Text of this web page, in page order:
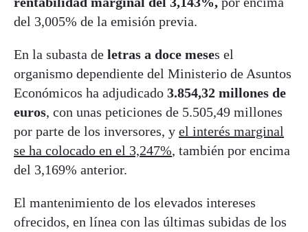
del 3,005% de la emisión previa.
En la subasta de letras a doce meses el
organismo dependiente del Ministerio de Asuntos
Económicos ha adjudicado 3.854,32 millones de
euros, con unas peticiones de 5.505,49 millones
por parte de los inversores, y el interés marginal
se ha colocado en el 3,247%, también por encima
del 3,169% anterior.
El mantenimiento de los elevados intereses
ofrecidos, en línea con las últimas subidas de los